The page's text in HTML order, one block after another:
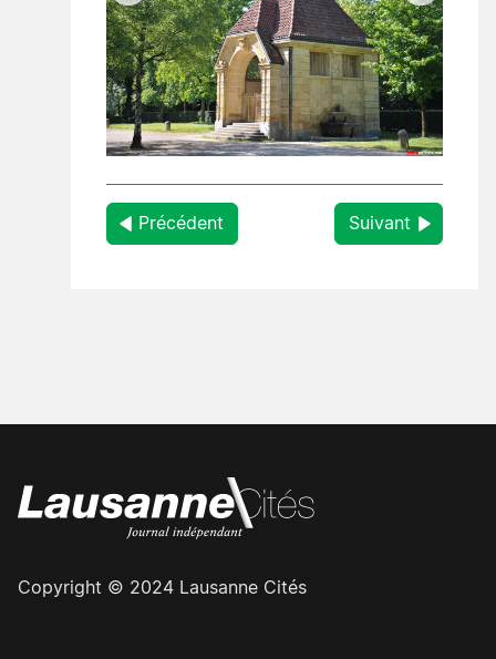
Précédent Suivant
Copyright © 2024 Lausanne Cités